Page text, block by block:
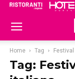
Home Tag
Tag: